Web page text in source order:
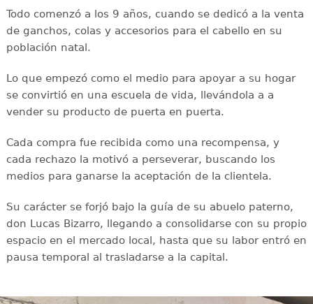
Todo comenzó a los 9 años, cuando se dedicó a la venta
de ganchos, colas y accesorios para el cabello en su
población natal.
Lo que empezó como el medio para apoyar a su hogar
se convirtió en una escuela de vida, llevándola a a
vender su producto de puerta en puerta.
Cada compra fue recibida como una recompensa, y
cada rechazo la motivó a perseverar, buscando los
medios para ganarse la aceptación de la clientela.
Su carácter se forjó bajo la guía de su abuelo paterno,
don Lucas Bizarro, llegando a consolidarse con su propio
espacio en el mercado local, hasta que su labor entró en
pausa temporal al trasladarse a la capital.